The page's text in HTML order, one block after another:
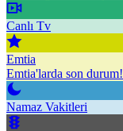
Canlı Tv
Emtia
Emtia'larda son durum!
Namaz Vakitleri